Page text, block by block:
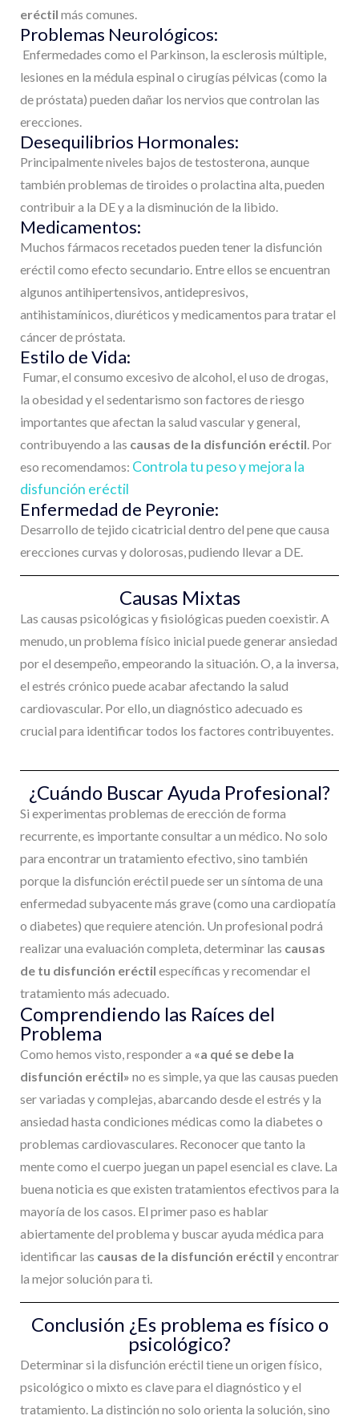
eréctil más comunes.
Problemas Neurológicos:
Enfermedades como el Parkinson, la esclerosis múltiple,
lesiones en la médula espinal o cirugías pélvicas (como la
de próstata) pueden dañar los nervios que controlan las
erecciones.
Desequilibrios Hormonales:
Principalmente niveles bajos de testosterona, aunque
también problemas de tiroides o prolactina alta, pueden
contribuir a la DE y a la disminución de la libido.
Medicamentos:
Muchos fármacos recetados pueden tener la disfunción
eréctil como efecto secundario. Entre ellos se encuentran
algunos antihipertensivos, antidepresivos,
antihistamínicos, diuréticos y medicamentos para tratar el
cáncer de próstata.
Estilo de Vida:
Fumar, el consumo excesivo de alcohol, el uso de drogas,
la obesidad y el sedentarismo son factores de riesgo
importantes que afectan la salud vascular y general,
contribuyendo a las causas de la disfunción eréctil . Por
eso recomendamos: Controla tu peso y mejora la
disfunción eréctil
Enfermedad de Peyronie:
Desarrollo de tejido cicatricial dentro del pene que causa
erecciones curvas y dolorosas, pudiendo llevar a DE.
Causas Mixtas
Las causas psicológicas y fisiológicas pueden coexistir. A
menudo, un problema físico inicial puede generar ansiedad
por el desempeño, empeorando la situación. O, a la inversa,
el estrés crónico puede acabar afectando la salud
cardiovascular. Por ello, un diagnóstico adecuado es
crucial para identificar todos los factores contribuyentes.
¿Cuándo Buscar Ayuda Profesional?
Si experimentas problemas de erección de forma
recurrente, es importante consultar a un médico. No solo
para encontrar un tratamiento efectivo, sino también
porque la disfunción eréctil puede ser un síntoma de una
enfermedad subyacente más grave (como una cardiopatía
o diabetes) que requiere atención. Un profesional podrá
realizar una evaluación completa, determinar las causas
de tu disfunción eréctil específicas y recomendar el
tratamiento más adecuado.
Comprendiendo las Raíces del
Problema
Como hemos visto, responder a «a qué se debe la
disfunción eréctil» no es simple, ya que las causas pueden
ser variadas y complejas, abarcando desde el estrés y la
ansiedad hasta condiciones médicas como la diabetes o
problemas cardiovasculares. Reconocer que tanto la
mente como el cuerpo juegan un papel esencial es clave. La
buena noticia es que existen tratamientos efectivos para la
mayoría de los casos. El primer paso es hablar
abiertamente del problema y buscar ayuda médica para
identificar las causas de la disfunción eréctil y encontrar
la mejor solución para ti.
Conclusión ¿Es problema es físico o
psicológico?
Determinar si la disfunción eréctil tiene un origen físico,
psicológico o mixto es clave para el diagnóstico y el
tratamiento. La distinción no solo orienta la solución, sino